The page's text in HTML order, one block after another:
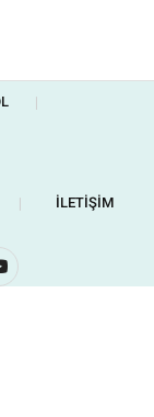
❘
❘ İLETIŞIM